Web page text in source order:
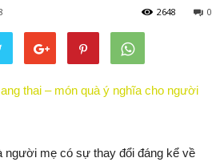
0
2648
người mẹ có sự thay đổi đáng kể về